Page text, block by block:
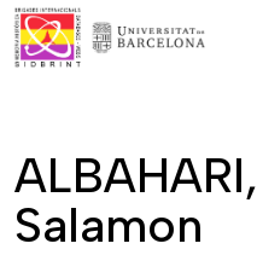
ALBAHARI,
Salamon